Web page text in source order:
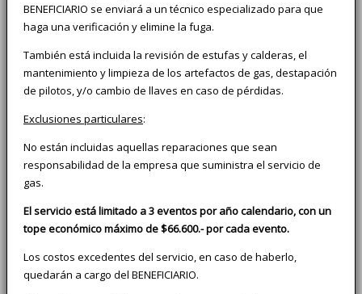
BENEFICIARIO se enviará a un técnico especializado para que
haga una verificación y elimine la fuga.
También está incluida la revisión de estufas y calderas, el
mantenimiento y limpieza de los artefactos de gas, destapación
de pilotos, y/o cambio de llaves en caso de pérdidas.
Exclusiones particulares:
No están incluidas aquellas reparaciones que sean
responsabilidad de la empresa que suministra el servicio de
gas.
El servicio está limitado a 3 eventos por año calendario, con un
tope económico máximo de $66.600.- por cada evento.
Los costos excedentes del servicio, en caso de haberlo,
quedarán a cargo del BENEFICIARIO.